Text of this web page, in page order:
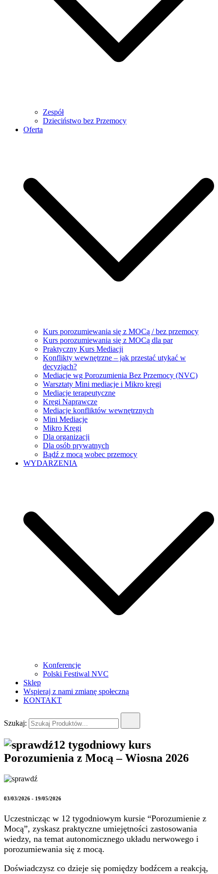
Zespół
Dzieciństwo bez Przemocy
Oferta
Kurs porozumiewania się z MOCą / bez przemocy
Kurs porozumiewania się z MOCą dla par
Praktyczny Kurs Mediacji
Konflikty wewnętrzne – jak przestać utykać w
decyzjach?
Mediacje wg Porozumienia Bez Przemocy (NVC)
Warsztaty Mini mediacje i Mikro kręgi
Mediacje terapeutyczne
Kręgi Naprawcze
Mediacje konfliktów wewnętrznych
Mini Mediacje
Mikro Kręgi
Dla organizacji
Dla osób prywatnych
Bądź z mocą wobec przemocy
WYDARZENIA
Konferencje
Polski Festiwal NVC
Sklep
Wspieraj z nami zmianę społeczną
KONTAKT
Szukaj:
12 tygodniowy kurs
Porozumienia z Mocą – Wiosna 2026
03/03/2026 - 19/05/2026
Uczestnicząc w 12 tygodniowym kursie “Porozumienie z
Mocą”, zyskasz praktyczne umiejętności zastosowania
wiedzy, na temat autonomicznego układu nerwowego i
porozumiewania się z mocą.
Doświadczysz co dzieje się pomiędzy bodźcem a reakcją,